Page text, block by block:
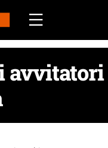
avvitatori